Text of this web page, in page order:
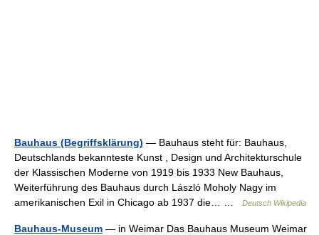
Bauhaus (Begriffsklärung) — Bauhaus steht für: Bauhaus,
Deutschlands bekannteste Kunst , Design und Architekturschule
der Klassischen Moderne von 1919 bis 1933 New Bauhaus,
Weiterführung des Bauhaus durch László Moholy Nagy im
amerikanischen Exil in Chicago ab 1937 die… …
Deutsch Wikipedia
Bauhaus-Museum — in Weimar Das Bauhaus Museum Weimar